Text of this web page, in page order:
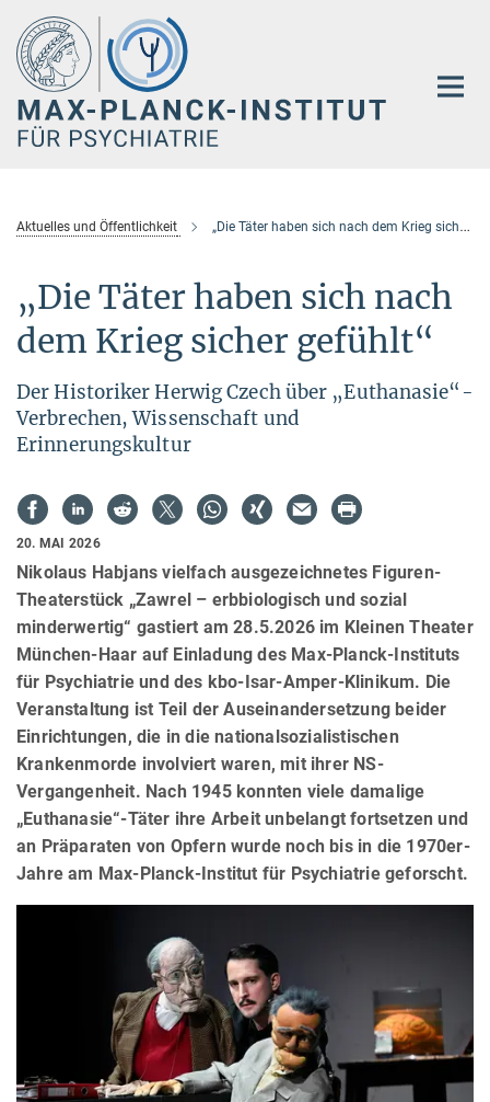
Hauptinhalt
Aktuelles und Öffentlichkeit „Die Täter haben sich nach dem Krieg sicher gefühlt“
„Die Täter haben sich nach
dem Krieg sicher gefühlt“
Der Historiker Herwig Czech über „Euthanasie“-
Verbrechen, Wissenschaft und
Erinnerungskultur
20. MAI 2026
Nikolaus Habjans vielfach ausgezeichnetes Figuren-
Theaterstück „Zawrel – erbbiologisch und sozial
minderwertig“ gastiert am 28.5.2026 im Kleinen Theater
München-Haar auf Einladung des Max-Planck-Instituts
für Psychiatrie und des kbo-Isar-Amper-Klinikum. Die
Veranstaltung ist Teil der Auseinandersetzung beider
Einrichtungen, die in die nationalsozialistischen
Krankenmorde involviert waren, mit ihrer NS-
Vergangenheit. Nach 1945 konnten viele damalige
„Euthanasie“-Täter ihre Arbeit unbelangt fortsetzen und
an Präparaten von Opfern wurde noch bis in die 1970er-
Jahre am Max-Planck-Institut für Psychiatrie geforscht.